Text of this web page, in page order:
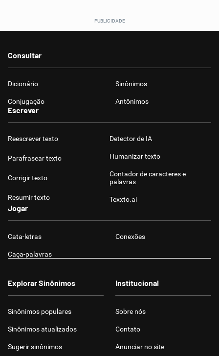
Consultar
Dicionário Sinônimos
Conjugação Antônimos
Escrever
Reescrever texto
Parafrasear texto
Corrigir texto
Resumir texto
Detector de IA
Humanizar texto
Contador de caracteres e
palavras
Texxto.ai
Jogar
Cata-letras Conexões
Caça-palavras
Explorar Sinônimos
Sinônimos populares
Sinônimos atualizados
Sugerir sinônimos
Institucional
Sobre nós
Contato
Anunciar no site